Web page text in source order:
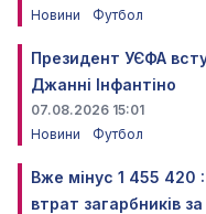
Новини
Футбол
Президент УЄФА
Джанні Інфантіно
07.08.2026 15:01
Новини
Футбол
Вже мінус 1 455 420
втрат загарбників